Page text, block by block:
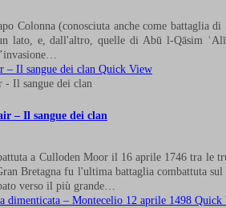
Colonna (conosciuta anche come battaglia
lato, e, dall'altro, quelle di Abū l-Qāsim
Quick View
– Il sangue dei clan
a Culloden Moor il 16 aprile 1746 tra le
Bretagna fu l'ultima battaglia combattuta
verso il più grande…
Quick